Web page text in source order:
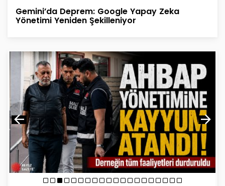
Gemini’da Deprem: Google Yapay Zeka
Yönetimi Yeniden Şekilleniyor